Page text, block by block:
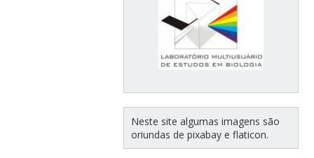
Neste site algumas imagens são
oriundas de pixabay e flaticon.